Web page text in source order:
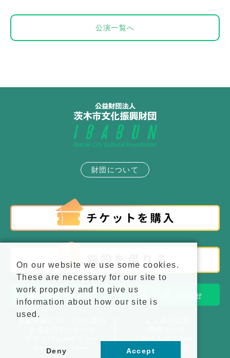
公演一覧へ
財団について
施設アクセス お問い合わせ
Cookieポリシー
サイトマップ
On our website we use some cookies.
These are necessary for our site to
work properly and to give us
information about how our site is
used.
Deny Accept